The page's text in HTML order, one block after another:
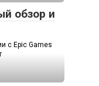
обзор и
с Epic Games